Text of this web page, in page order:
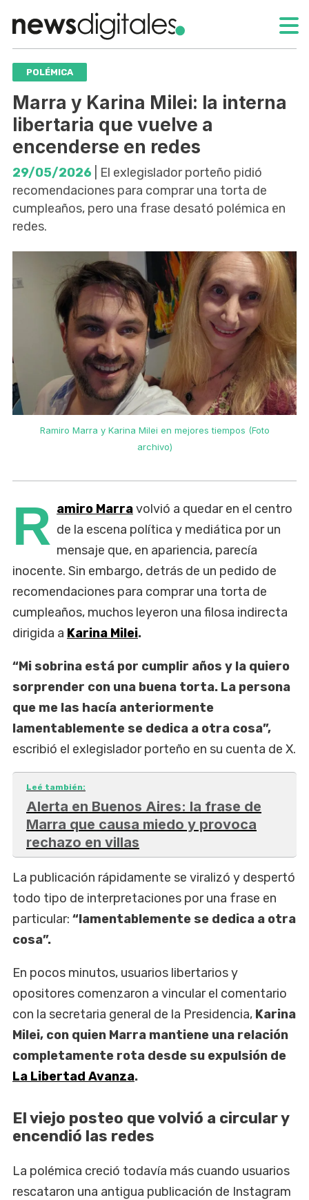
POLÉMICA
Marra y Karina Milei: la interna
libertaria que vuelve a
encenderse en redes
29/05/2026 | El exlegislador porteño pidió
recomendaciones para comprar una torta de
cumpleaños, pero una frase desató polémica en
redes.
Ramiro Marra y Karina Milei en mejores tiempos (Foto
archivo)
R amiro Marravolvió a quedar en el centro
de la escena política y mediática por un
mensaje que, en apariencia, parecía
inocente. Sin embargo, detrás de un pedido de
recomendaciones para comprar una torta de
cumpleaños, muchos leyeron una filosa indirecta
dirigida a Karina Milei.
“Mi sobrina está por cumplir años y la quiero
sorprender con una buena torta. La persona
que me las hacía anteriormente
lamentablemente se dedica a otra cosa”,
escribió el exlegislador porteño en su cuenta de X.
Leé también:
Alerta en Buenos Aires: la frase de
Marra que causa miedo y provoca
rechazo en villas
La publicación rápidamente se viralizó y despertó
todo tipo de interpretaciones por una frase en
particular: “lamentablemente se dedica a otra
cosa”.
En pocos minutos, usuarios libertarios y
opositores comenzaron a vincular el comentario
con la secretaria general de la Presidencia, Karina
Milei, con quien Marra mantiene una relación
completamente rota desde su expulsión de
La Libertad Avanza.
El viejo posteo que volvió a circular y
encendió las redes
La polémica creció todavía más cuando usuarios
rescataron una antigua publicación de Instagram